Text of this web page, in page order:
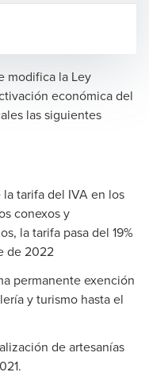
modifica la Ley
económica del
las siguientes
tarifa del IVA en los
conexos y
la tarifa pasa del 19%
de 2022
permanente exención
y turismo hasta el
de artesanías